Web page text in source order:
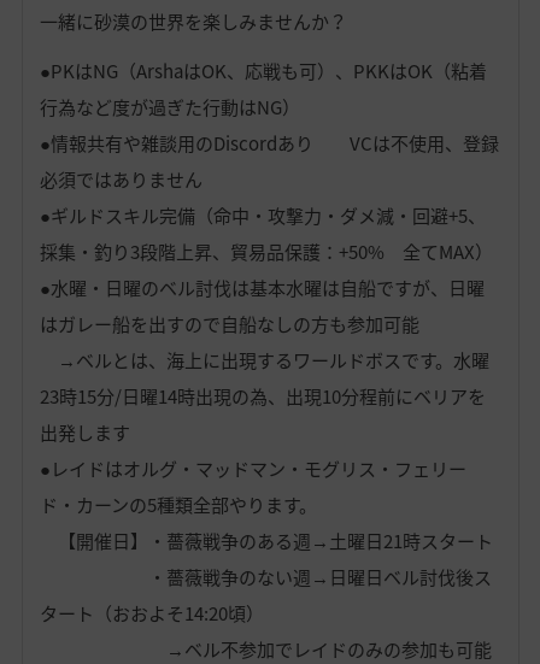
一緒に砂漠の世界を楽しみませんか？
●PKはNG（ArshaはOK、応戦も可）、PKKはOK（粘着
行為など度が過ぎた行動はNG）
●情報共有や雑談用のDiscordあり VCは不使用、登録
必須ではありません
●ギルドスキル完備（命中・攻撃力・ダメ減・回避+5、
採集・釣り3段階上昇、貿易品保護：+50% 全てMAX）
●水曜・日曜のベル討伐は基本水曜は自船ですが、日曜
はガレー船を出すので自船なしの方も参加可能
→ベルとは、海上に出現するワールドボスです。水曜
23時15分/日曜14時出現の為、出現10分程前にベリアを
出発します
●レイドはオルグ・マッドマン・モグリス・フェリー
ド・カーンの5種類全部やります。
【開催日】・薔薇戦争のある週→土曜日21時スタート
・薔薇戦争のない週→日曜日ベル討伐後ス
タート（おおよそ14:20頃）
→ベル不参加でレイドのみの参加も可能